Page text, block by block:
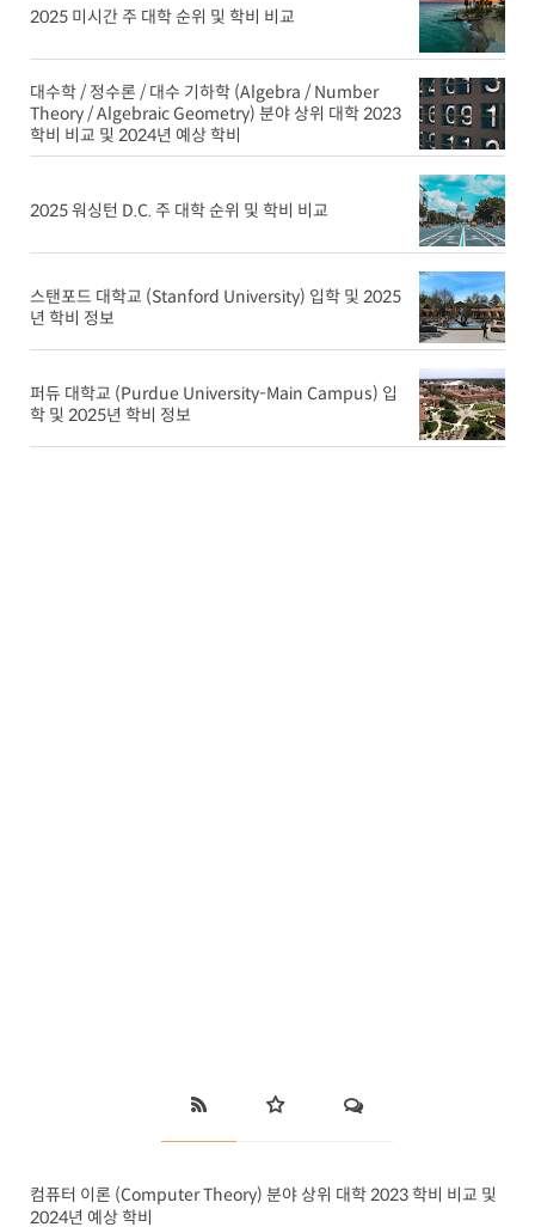
2025 미시간 주 대학 순위 및 학비 비교
대수학 / 정수론 / 대수 기하학 (Algebra / Number
Theory / Algebraic Geometry) 분야 상위 대학 2023
학비 비교 및 2024년 예상 학비
2025 워싱턴 D.C. 주 대학 순위 및 학비 비교
스탠포드 대학교 (Stanford University) 입학 및 2025
년 학비 정보
퍼듀 대학교 (Purdue University-Main Campus) 입
학 및 2025년 학비 정보
컴퓨터 이론 (Computer Theory) 분야 상위 대학 2023 학비 비교 및
2024년 예상 학비